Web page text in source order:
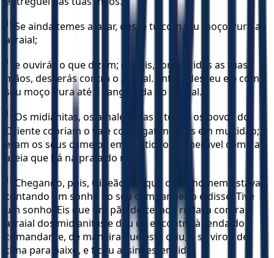
10 Se ainda temes atacar, desce tu com teu moço Pura ao
arraial;
11
e ouvirás o que dizem; depois, fortalecidas as tuas
mãos, descerás contra o arraial. Então, desceu ele com
seu moço Pura até à vanguarda do arraial.
12 Os midianitas, os amalequitas e todos os povos do
Oriente cobriam o vale como gafanhotos em multidão; e
eram os seus camelos em multidão inumerável como a
areia que há na praia do mar.
13 Chegando, pois, Gideão, eis que certo homem estava
contando um sonho ao seu companheiro e disse: Tive
um sonho. Eis que um pão de cevada rodava contra o
arraial dos midianitas e deu de encontro à tenda do
comandante, de maneira que esta caiu, e se virou de
cima para baixo, e ficou assim estendida.